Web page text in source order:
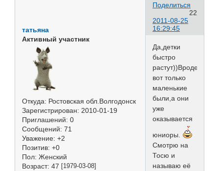
Поделиться
22
2011-08-25
16:29:45
татьяна
Активный участник
Откуда: Ростовская обл.Волгодонск
Зарегистрирован: 2010-01-19
Приглашений: 0
Сообщений: 71
Уважение: +2
Позитив: +0
Пол: Женский
Возраст: 47 [1979-03-08]
Да,детки
быстро
растут))Вроде
вот только
маленькие
были,а они
уже
оказывается
юниоры.
Смотрю на
Тосю и
называю её